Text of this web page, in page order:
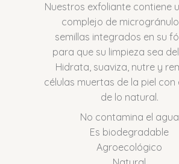
Nuestros exfoliante contiene
complejo de
semillas integrados en su
para que su limpieza sea
Hidrata, suaviza, nutre y
células muertas de la piel con
de lo natural.
No contamina el agua
Es biodegradable
Agroecológico